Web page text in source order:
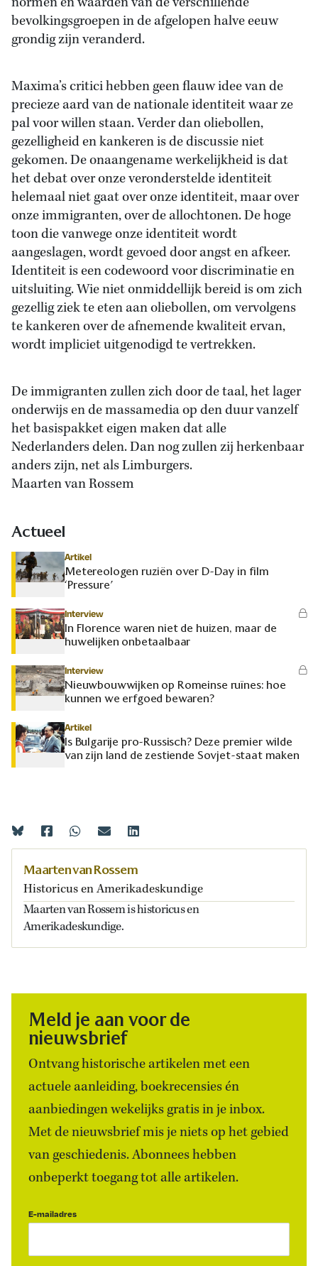
bevolkingsgroepen in de afgelopen halve eeuw
grondig zijn veranderd.
Maxima’s critici hebben geen flauw idee van de
precieze aard van de nationale identiteit waar ze
pal voor willen staan. Verder dan oliebollen,
gezelligheid en kankeren is de discussie niet
gekomen. De onaangename werkelijkheid is dat
het debat over onze veronderstelde identiteit
helemaal niet gaat over onze identiteit, maar over
onze immigranten, over de allochtonen. De hoge
toon die vanwege onze identiteit wordt
aangeslagen, wordt gevoed door angst en afkeer.
Identiteit is een codewoord voor discriminatie en
uitsluiting. Wie niet onmiddellijk bereid is om zich
gezellig ziek te eten aan oliebollen, om vervolgens
te kankeren over de afnemende kwaliteit ervan,
wordt impliciet uitgenodigd te vertrekken.
De immigranten zullen zich door de taal, het lager
onderwijs en de massamedia op den duur vanzelf
het basispakket eigen maken dat alle
Nederlanders delen. Dan nog zullen zij herkenbaar
anders zijn, net als Limburgers.
Maarten van Rossem
Actueel
Artikel
Metereologen ruziën over D-Day in film
‘Pressure’
Interview
In Florence waren niet de huizen, maar de
huwelijken onbetaalbaar
Interview
Nieuwbouwwijken op Romeinse ruïnes: hoe
kunnen we erfgoed bewaren?
Artikel
Is Bulgarije pro-Russisch? Deze premier wilde
van zijn land de zestiende Sovjet-staat maken
Maarten van Rossem
Historicus en Amerikadeskundige
Maarten van Rossem is historicus en
Amerikadeskundige.
Meld je aan voor de
nieuwsbrief
Ontvang historische artikelen met een
actuele aanleiding, boekrecensies én
aanbiedingen wekelijks gratis in je inbox.
Met de nieuwsbrief mis je niets op het gebied
van geschiedenis. Abonnees hebben
onbeperkt toegang tot alle artikelen.
E-mailadres